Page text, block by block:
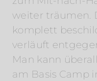
weiter träumen.
komplett
verläuft
Man kann
am Basis Camp